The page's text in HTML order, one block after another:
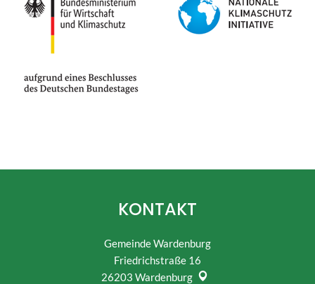
KONTAKT
Gemeinde Wardenburg
Friedrichstraße 16
26203 Wardenburg